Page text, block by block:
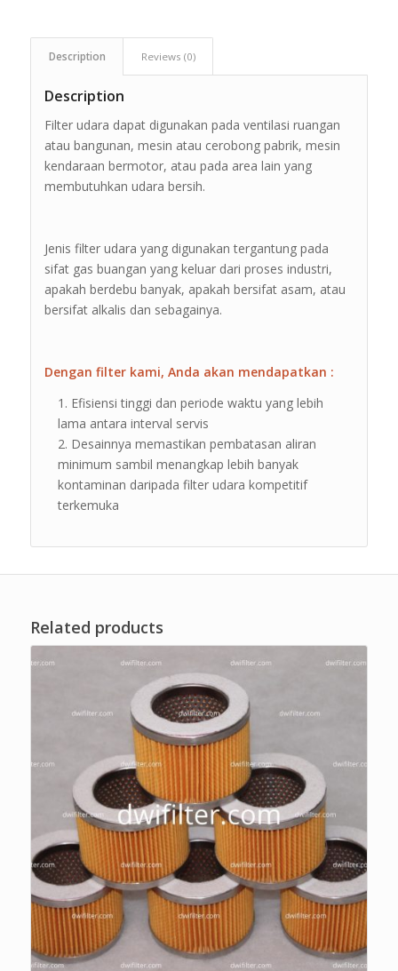
Description Reviews (0)
Description
Filter udara dapat digunakan pada ventilasi ruangan
atau bangunan, mesin atau cerobong pabrik, mesin
kendaraan bermotor, atau pada area lain yang
membutuhkan udara bersih.
Jenis filter udara yang digunakan tergantung pada
sifat gas buangan yang keluar dari proses industri,
apakah berdebu banyak, apakah bersifat asam, atau
bersifat alkalis dan sebagainya.
Dengan filter kami, Anda akan mendapatkan :
Efisiensi tinggi dan periode waktu yang lebih
lama antara interval servis
Desainnya memastikan pembatasan aliran
minimum sambil menangkap lebih banyak
kontaminan daripada filter udara kompetitif
terkemuka
Related products